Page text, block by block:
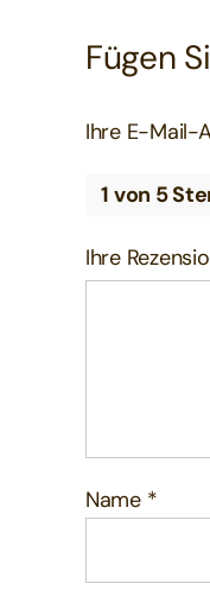
Fügen
Ihre E-Mail-
1 von 5
Ihre
Name *